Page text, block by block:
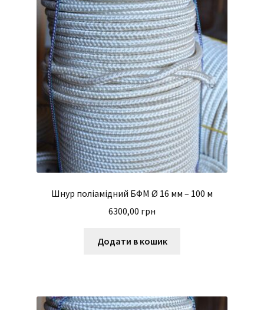
Шнур поліамідний БФМ Ø 16 мм – 100 м
6300,00 грн
Додати в кошик